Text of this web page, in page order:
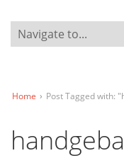
Home › Post Tagged with: